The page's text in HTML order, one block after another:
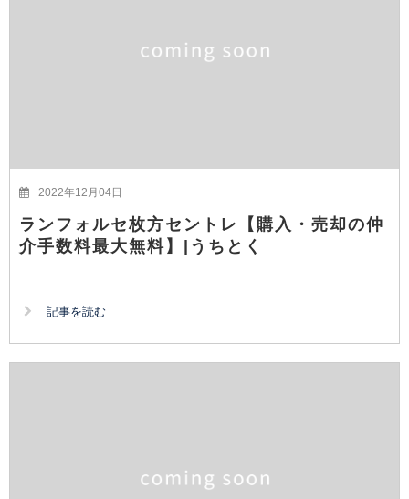
2022年12月04日
ランフォルセ枚方セントレ【購入・売却の仲
介手数料最大無料】|うちとく
記事を読む